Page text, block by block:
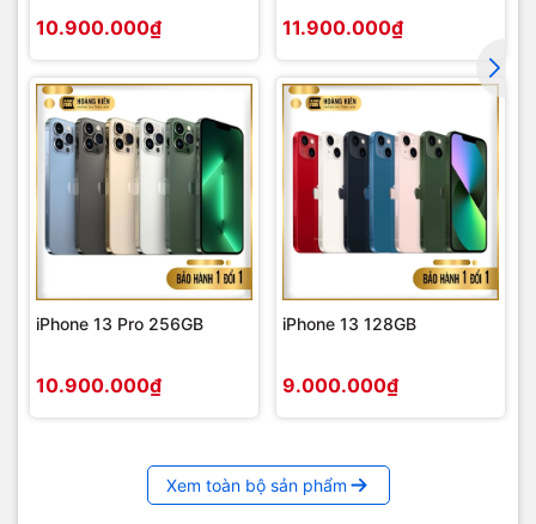
10.900.000₫ 11.900.000₫
iPhone 13 Pro 256GB
10.900.000₫
iPhone 13 128GB
9.000.000₫
Xem toàn bộ sản phẩm